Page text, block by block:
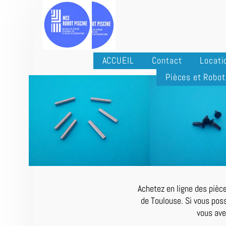
ACCUEIL Contact
Pièces et
Achetez en ligne des
de Toulouse. Si vous
vous